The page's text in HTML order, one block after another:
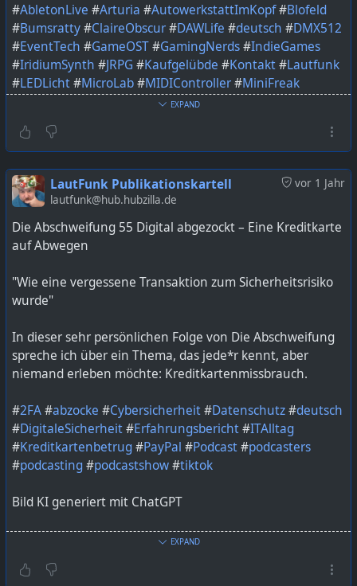
#AbletonLive #Arturia #AutowerkstattImKopf#Blofeld
#Bumsratty#ClaireObscur#DAWLife #deutsch #DMX512
#EventTech #GameOST#GamingNerds#IndieGames
#IridiumSynth #JRPG #Kaufgelübde #Kontakt#Lautfunk
#LEDLicht#MicroLab#MIDIController#MiniFreak
MusicProduction#
Podcast
podcasting
#PodcastLiebe#podcastmakers#podcastshow
#Polybrute#ProbePodcast#SkyrimMusic#SlackTitten
#Sommerloch#sounddesign#StageLighting
#synthesizer
#VSTPlugins#WaldorfSynth#XenobladeChronicles
https://lautfunk.uber.space/probepodcast/probe-
EXPAND
vor 1 Jahr
LautFunk Publikationskartell
lautfunk@hub.hubzilla.de
Die Abschweifung 55 Digital abgezockt – Eine Kreditkarte
auf Abwegen
"Wie eine vergessene Transaktion zum Sicherheitsrisiko
wurde"
In dieser sehr persönlichen Folge von Die Abschweifung
spreche ich über ein Thema, das jede*r kennt, aber
niemand erleben möchte: Kreditkartenmissbrauch.
#2FA#abzocke #Cybersicherheit#Datenschutz#deutsch
#DigitaleSicherheit#Erfahrungsbericht#ITAlltag
#Kreditkartenbetrug#PayPal #Podcast#podcasters
#podcasting#podcastshow#tiktok
Bild KI generiert mit ChatGPT
https://lautfunk.uber.space/podcast/die-abschweifung-
EXPAND